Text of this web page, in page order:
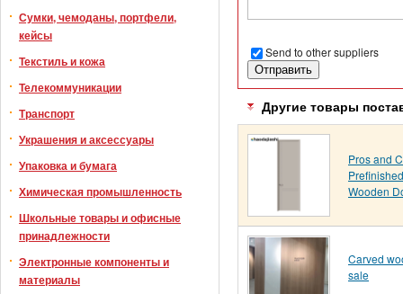
Сумки, чемоданы, портфели,
кейсы
Текстиль и кожа
Телекоммуникации
Транспорт
Украшения и аксессуары
Упаковка и бумага
Химическая промышленность
Школьные товары и офисные
принадлежности
Электронные компоненты и
материалы
Send to other suppliers
Другие товары
Pros and
Wooden
Carved
sale